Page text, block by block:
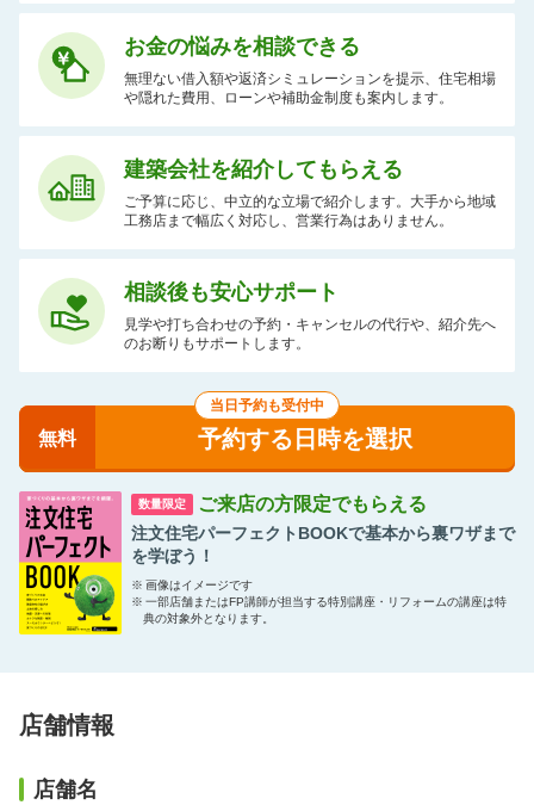
お金の悩みを相談できる
無理ない借入額や返済シミュレーションを提示、住宅相場
や隠れた費用、ローンや補助金制度も案内します。
建築会社を紹介してもらえる
ご予算に応じ、中立的な立場で紹介します。大手から地域
工務店まで幅広く対応し、営業行為はありません。
相談後も安心サポート
見学や打ち合わせの予約・キャンセルの代行や、紹介先へ
のお断りもサポートします。
当日予約も受付中
無料 予約する日時を選択
数量限定 ご来店の方限定でもらえる
注文住宅パーフェクトBOOKで基本から裏ワザまで
を学ぼう！
※ 画像はイメージです
※ 一部店舗またはFP講師が担当する特別講座・リフォームの講座は特
典の対象外となります。
店舗情報
店舗名